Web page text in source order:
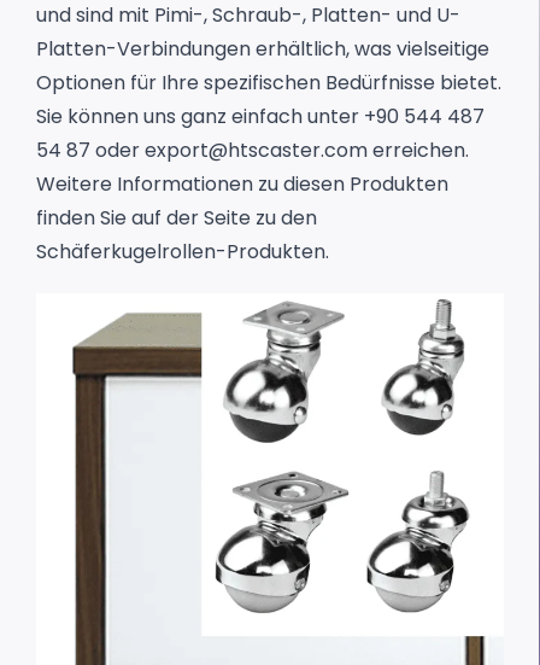
und sind mit Pimi-, Schraub-, Platten- und U-
Platten-Verbindungen erhältlich, was vielseitige
Optionen für Ihre spezifischen Bedürfnisse bietet.
Sie können uns ganz einfach unter +90 544 487
54 87 oderexport@htscaster.comerreichen.
Weitere Informationen zu diesen Produkten
finden Sie auf der Seite zu den
Schäferkugelrollen-Produkten.